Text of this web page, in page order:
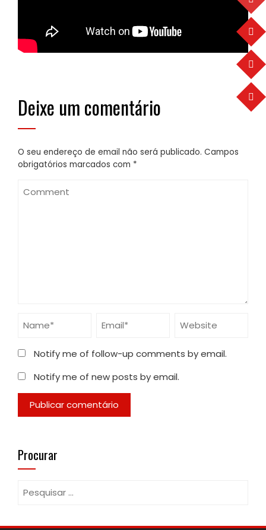
Deixe um comentário
O seu endereço de email não será publicado. Campos
obrigatórios marcados com *
Notify me of follow-up comments by email.
Notify me of new posts by email.
Procurar
Pesquisar